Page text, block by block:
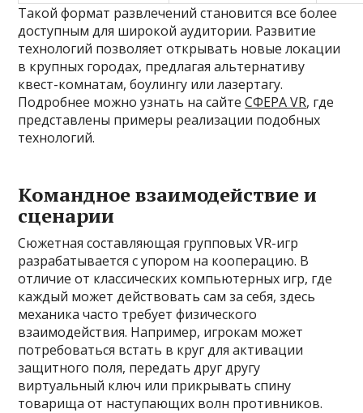
Такой формат развлечений становится все более
доступным для широкой аудитории. Развитие
технологий позволяет открывать новые локации
в крупных городах, предлагая альтернативу
квест-комнатам, боулингу или лазертагу.
Подробнее можно узнать на сайтеСФЕРА VR, где
представлены примеры реализации подобных
технологий.
Командное взаимодействие и
сценарии
Сюжетная составляющая групповых VR-игр
разрабатывается с упором на кооперацию. В
отличие от классических компьютерных игр, где
каждый может действовать сам за себя, здесь
механика часто требует физического
взаимодействия. Например, игрокам может
потребоваться встать в круг для активации
защитного поля, передать друг другу
виртуальный ключ или прикрывать спину
товарища от наступающих волн противников.